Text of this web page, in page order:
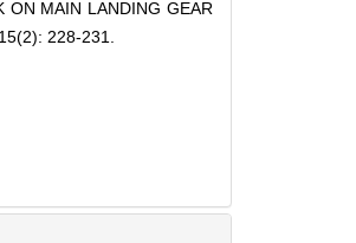
ON MAIN LANDING GEAR
228-231.